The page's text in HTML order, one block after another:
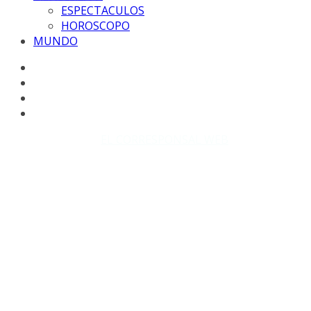
ESPECTACULOS
HOROSCOPO
MUNDO